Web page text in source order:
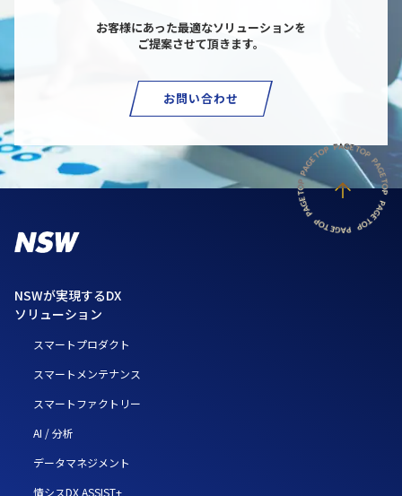
お客様にあった最適なソリューションを
ご提案させて頂きます。
お問い合わせ
NSWが実現するDX
ソリューション
スマートプロダクト
スマートメンテナンス
スマートファクトリー
AI / 分析
データマネジメント
情シスDX ASSIST+